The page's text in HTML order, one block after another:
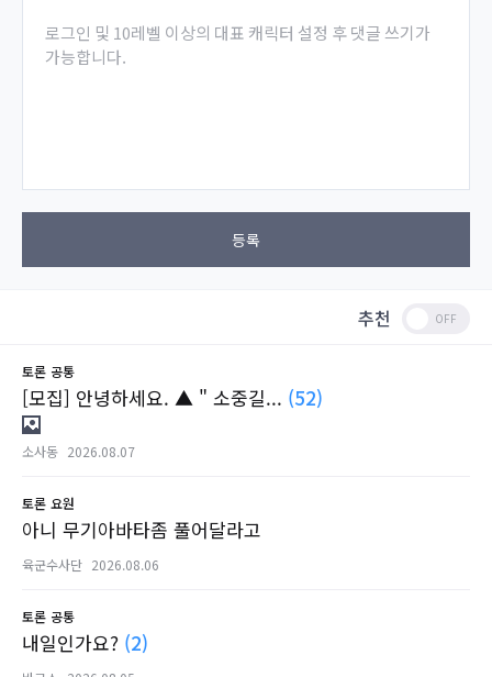
로그인 및 10레벨 이상의 대표 캐릭터 설정 후 댓글 쓰기가
가능합니다.
등록
추천
토론 공통
[모집] 안녕하세요. ▲ " 소중길... (52)
소사동 2026.08.07
토론 요원
아니 무기아바타좀 풀어달라고
육군수사단 2026.08.06
토론 공통
내일인가요? (2)